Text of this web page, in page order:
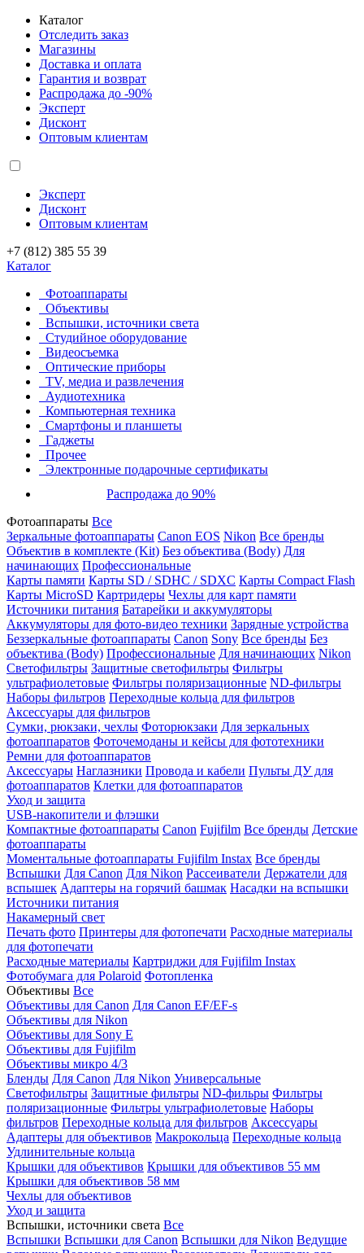
Каталог
Отследить заказ
Магазины
Доставка и оплата
Гарантия и возврат
Распродажа до -90%
Эксперт
Дисконт
Оптовым клиентам
Эксперт
Дисконт
Оптовым клиентам
+7 (812) 385 55 39
Каталог
Фотоаппараты
Объективы
Вспышки, источники света
Студийное оборудование
Видеосъемка
Оптические приборы
TV, медиа и развлечения
Аудиотехника
Компьютерная техника
Смартфоны и планшеты
Гаджеты
Прочее
Электронные подарочные сертификаты
Распродажа до 90%
Фотоаппараты Все
Зеркальные фотоаппараты Canon EOS Nikon Все бренды
Объектив в комплекте (Kit) Без объектива (Body) Для
начинающих Профессиональные
Карты памяти Карты SD / SDHC / SDXC Карты Compact Flash
Карты MicroSD Картридеры Чехлы для карт памяти
Источники питания Батарейки и аккумуляторы
Аккумуляторы для фото-видео техники Зарядные устройства
Беззеркальные фотоаппараты Canon Sony Все бренды Без
объектива (Body) Профессиональные Для начинающих Nikon
Светофильтры Защитные светофильтры Фильтры
ультрафиолетовые Фильтры поляризационные ND-фильтры
Наборы фильтров Переходные кольца для фильтров
Аксессуары для фильтров
Сумки, рюкзаки, чехлы Фоторюкзаки Для зеркальных
фотоаппаратов Фоточемоданы и кейсы для фототехники
Ремни для фотоаппаратов
Аксессуары Наглазники Провода и кабели Пульты ДУ для
фотоаппаратов Клетки для фотоаппаратов
Уход и защита
USB-накопители и флэшки
Компактные фотоаппараты Canon Fujifilm Все бренды Детские
фотоаппараты
Моментальные фотоаппараты Fujifilm Instax Все бренды
Вспышки Для Canon Для Nikon Рассеиватели Держатели для
вспышек Адаптеры на горячий башмак Насадки на вспышки
Источники питания
Накамерный свет
Печать фото Принтеры для фотопечати Расходные материалы
для фотопечати
Расходные материалы Картриджи для Fujifilm Instax
Фотобумага для Polaroid Фотопленка
Объективы Все
Объективы для Canon Для Canon EF/EF-s
Объективы для Nikon
Объективы для Sony E
Объективы для Fujifilm
Объективы микро 4/3
Бленды Для Canon Для Nikon Универсальные
Светофильтры Защитные фильтры ND-фильры Фильтры
поляризационные Фильтры ультрафиолетовые Наборы
фильтров Переходные кольца для фильтров Аксессуары
Адаптеры для объективов Макрокольца Переходные кольца
Удлинительные кольца
Крышки для объективов Крышки для объективов 55 мм
Крышки для объективов 58 мм
Чехлы для объективов
Уход и защита
Вспышки, источники света Все
Вспышки Вспышки для Canon Вспышки для Nikon Ведущие